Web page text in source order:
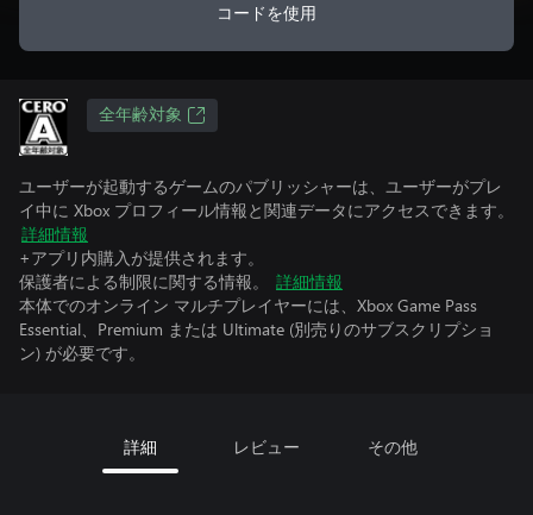
コードを使用
全年齢対象
ユーザーが起動するゲームのパブリッシャーは、ユーザーがプレ
イ中に Xbox プロフィール情報と関連データにアクセスできます。
詳細情報
+アプリ内購入が提供されます。
保護者による制限に関する情報。
詳細情報
本体でのオンライン マルチプレイヤーには、Xbox Game Pass
Essential、Premium または Ultimate (別売りのサブスクリプショ
ン) が必要です。
詳細 レビュー その他